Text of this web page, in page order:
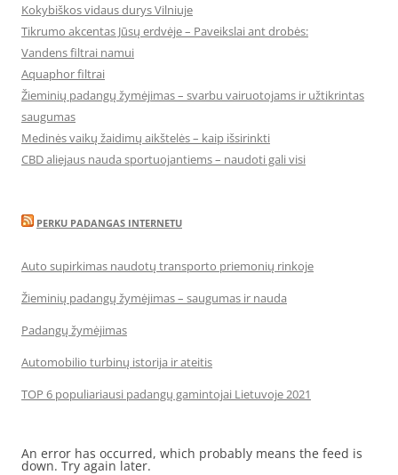
Kokybiškos vidaus durys Vilniuje
Tikrumo akcentas Jūsų erdvėje – Paveikslai ant drobės:
Vandens filtrai namui
Aquaphor filtrai
Žieminių padangų žymėjimas – svarbu vairuotojams ir užtikrintas
saugumas
Medinės vaikų žaidimų aikštelės – kaip išsirinkti
CBD aliejaus nauda sportuojantiems – naudoti gali visi
PERKU PADANGAS INTERNETU
Auto supirkimas naudotų transporto priemonių rinkoje
Žieminių padangų žymėjimas – saugumas ir nauda
Padangų žymėjimas
Automobilio turbinų istorija ir ateitis
TOP 6 populiariausi padangų gamintojai Lietuvoje 2021
An error has occurred, which probably means the feed is
down. Try again later.